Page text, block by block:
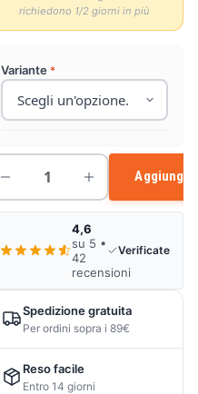
richiedono 1/2 giorni in più
Variante
Aggiungi
4,6
su 5 •
42
recensioni
Verificate
Spedizione gratuita
Per ordini sopra i 89€
Reso facile
Entro 14 giorni